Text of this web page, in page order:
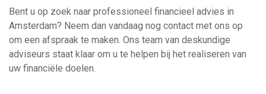
Bent u op zoek naar professioneel financieel advies in
Amsterdam? Neem dan vandaag nog contact met ons op
om een afspraak te maken. Ons team van deskundige
adviseurs staat klaar om u te helpen bij het realiseren van
uw financiële doelen.